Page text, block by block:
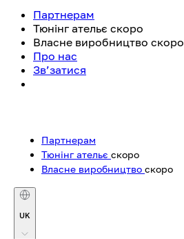
Партнерам
Тюнінг ательє скоро
Власне виробництво скоро
Про нас
Зв’затися
Партнерам
Тюнінг ательє скоро
Власне виробництво скоро
UK